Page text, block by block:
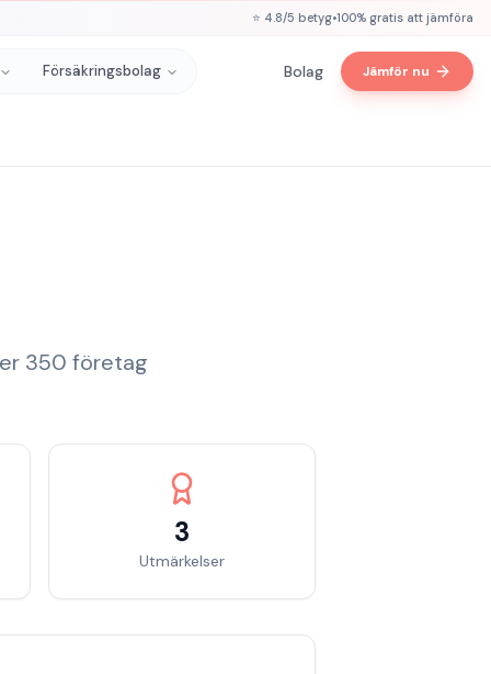
⭐ 4.8/5 betyg•100% gratis att jämföra
Försäkringsbolag Bolag Jämför nu
350 företag
3
Utmärkelser